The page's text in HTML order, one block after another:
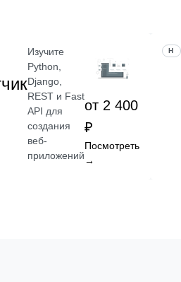
Изучите
Python,
Django,
REST и Fast
API для
создания
веб-
приложений
от 2 400
₽
Посмотреть
→
НАВЫК